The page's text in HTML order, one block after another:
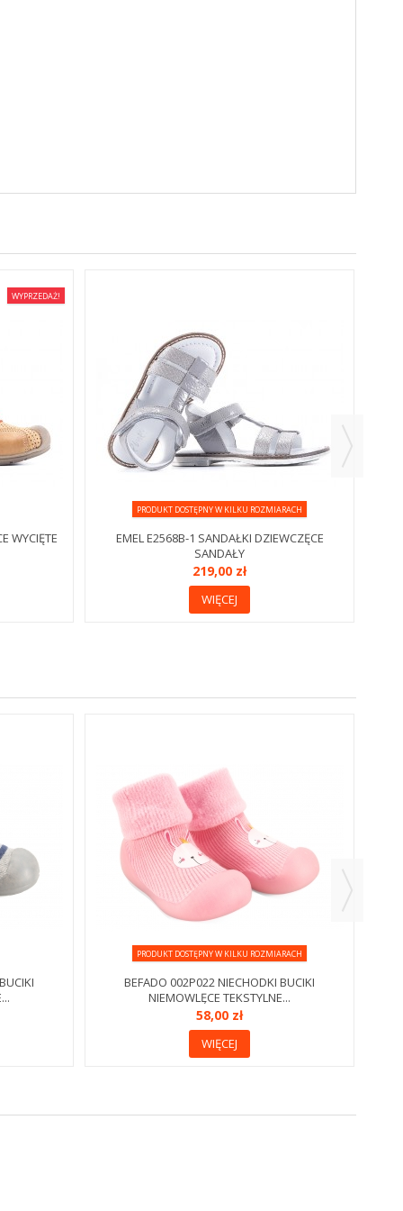
WYPRZEDAŻ!
WYCIĘTE
PRODUKT DOSTĘPNY W KILKU ROZMIARACH
EMEL E2568B-1 SANDAŁKI DZIEWCZĘCE
SANDAŁY
219,00 zł
WIĘCEJ
PRODUKT DOSTĘPNY W KILKU ROZMIARACH
BEFADO 002P022 NIECHODKI BUCIKI
NIEMOWLĘCE TEKSTYLNE...
58,00 zł
WIĘCEJ